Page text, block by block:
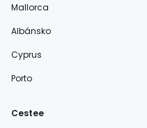
Mallorca
Albánsko
Cyprus
Porto
Cestee